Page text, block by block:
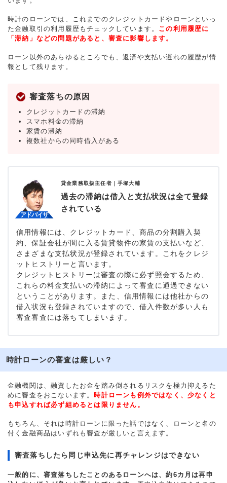
時計のローンでは、これまでのクレジットカードやローンといっ
た金融取引の利用履歴もチェックしています。 この利用履歴に
「滞納」などの問題があると、審査に影響します。
ローン以外のあらゆるところでも、返済や支払い遅れの履歴が情
報として残ります。
審査落ちの原因
クレジットカードの滞納
スマホ料金の滞納
家賃の滞納
複数社からの同時借入がある
貸金業務取扱主任者｜ 手塚大輔
過去の滞納は借入と支払状況は全て登録
されている
信用情報には、クレジットカード、商品の分割購入契
約、保証会社が間に入る賃貸物件の家賃の支払いなど、
さまざまな支払状況が登録されています。これをクレジ
ットヒストリーと言います。
クレジットヒストリーは審査の際に必ず照会するため、
これらの料金支払いの滞納によって審査に通過できない
ということがあります。また、信用情報には他社からの
借入状況も登録されていますので、借入件数が多い人も
審査審査には落ちてしまいます。
時計ローンの審査は厳しい？
金融機関は、融資したお金を踏み倒されるリスクを極力抑えるた
めに審査をおこないます。時計ローンも例外ではなく、少なくと
も申込すれば必ず組めるとは限りません。
もちろん、それは時計ローンに限った話ではなく、ローンと名の
付く金融商品はいずれも審査が厳しいと言えます。
審査落ちしたら同じ申込先に再チャレンジはできない
一般的に、審査落ちしたことのあるローンへは、約6カ月は再申